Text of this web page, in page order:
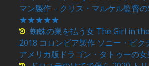
マン製作 – クリス・マルケル監督
★★★★★
蜘蛛の巣を払う女 The Girl in
2018 コロンビア製作 ソニー・ピク
アメリカ版ドラゴン・タトゥーの